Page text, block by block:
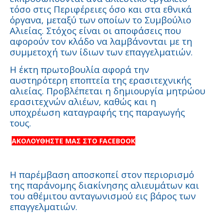
τόσο στις Περιφέρειες όσο και στα εθνικά
όργανα, μεταξύ των οποίων το Συμβούλιο
Αλιείας. Στόχος είναι οι αποφάσεις που
αφορούν τον κλάδο να λαμβάνονται με τη
συμμετοχή των ίδιων των επαγγελματιών.
Η έκτη πρωτοβουλία αφορά την
αυστηρότερη εποπτεία της ερασιτεχνικής
αλιείας. Προβλέπεται η δημιουργία μητρώου
ερασιτεχνών αλιέων, καθώς και η
υποχρέωση καταγραφής της παραγωγής
τους.
ΑΚΟΛΟΥΘΗΣΤΕ ΜΑΣ ΣΤΟ FACEBOOK
Η παρέμβαση αποσκοπεί στον περιορισμό
της παράνομης διακίνησης αλιευμάτων και
του αθέμιτου ανταγωνισμού εις βάρος των
επαγγελματιών.